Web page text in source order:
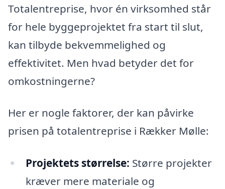
Totalentreprise, hvor én virksomhed står
for hele byggeprojektet fra start til slut,
kan tilbyde bekvemmelighed og
effektivitet. Men hvad betyder det for
omkostningerne?
Her er nogle faktorer, der kan påvirke
prisen på totalentreprise i Rækker Mølle:
Projektets størrelse: Større projekter
kræver mere materiale og